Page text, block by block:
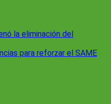
la eliminación del
para reforzar el SAME